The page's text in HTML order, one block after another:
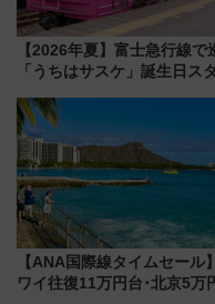
【2026年夏】富士急行線で
「うちはサスケ」誕生日ス
定グルメ＆グッズ徹底ガイド
【ANA国際線タイムセール
ワイ往復11万円台･北京5万